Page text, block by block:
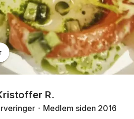
R.
Medlem siden 2016